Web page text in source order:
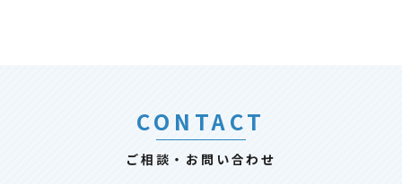
CONTACT
ご相談・お問い合わせ